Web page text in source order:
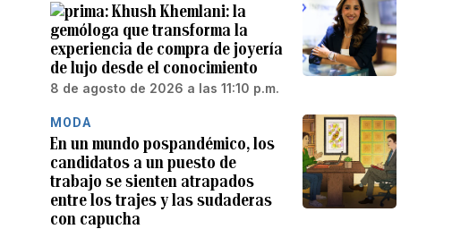
Khush Khemlani: la
gemóloga que transforma la
experiencia de compra de joyería
de lujo desde el conocimiento
8 de agosto de 2026 a las 11:10 p.m.
MODA
En un mundo pospandémico, los
candidatos a un puesto de
trabajo se sienten atrapados
entre los trajes y las sudaderas
con capucha